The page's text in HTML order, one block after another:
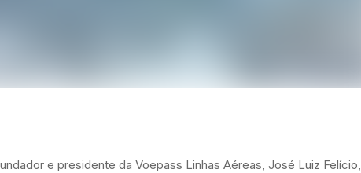
e presidente da Voepass Linhas Aéreas, José Luiz Felício,